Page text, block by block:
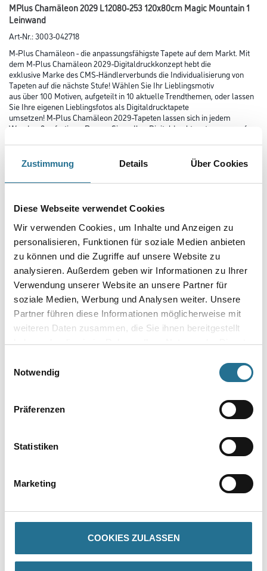
Zustimmung Details Über Cookies
Diese Webseite verwendet Cookies
Wir verwenden Cookies, um Inhalte und Anzeigen zu
personalisieren, Funktionen für soziale Medien anbieten
zu können und die Zugriffe auf unsere Website zu
analysieren. Außerdem geben wir Informationen zu Ihrer
Verwendung unserer Website an unsere Partner für
soziale Medien, Werbung und Analysen weiter. Unsere
Partner führen diese Informationen möglicherweise mit
weiteren Daten zusammen, die Sie ihnen bereitgestellt
haben oder die sie im Rahmen Ihrer Nutzung der Dienste
Notwendig
Präferenzen
Statistiken
Marketing
COOKIES ZULASSEN
MPlus Chamäleon 2029 L12080-253 120x80cm Magic Mountain 1
Leinwand
Art-Nr.:3003-042718
M-Plus Chamäleon - die anpassungsfähigste Tapete auf dem Markt. Mit
dem M-Plus Chamäleon 2029-Digitaldruckkonzept hebt die
exklusive Marke des CMS-Händlerverbunds die Individualisierung von
Tapeten auf die nächste Stufe! Wählen Sie Ihr Lieblingsmotiv
aus über 100 Motiven, aufgeteilt in 10 aktuelle Trendthemen, oder lassen
Sie Ihre eigenen Lieblingsfotos als Digitaldrucktapete
umsetzen! M-Plus Chamäleon 2029-Tapeten lassen sich in jedem
Wandmaß anfertigen. Passen Sie so Ihre Digitaldrucktapete genau auf
Farbtonbezeichnung
Länge in centimeter
Breite in centimeter
Gebinde
PRODUKTEIGENSCHAFTEN
- Über 100 Motive für jeden Geschmack